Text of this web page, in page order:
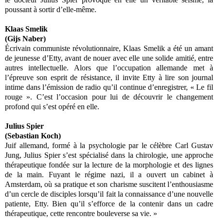
poussant à sortir d’elle-même.
Klaas Smelik
(Gijs Naber)
Écrivain communiste révolutionnaire, Klaas Smelik a été un amant
de jeunesse d’Etty, avant de nouer avec elle une solide amitié, entre
autres intellectuelle. Alors que l’occupation allemande met à
l’épreuve son esprit de résistance, il invite Etty à lire son journal
intime dans l’émission de radio qu’il continue d’enregistrer, « Le fil
rouge ». C’est l’occasion pour lui de découvrir le changement
profond qui s’est opéré en elle.
Julius Spier
(Sebastian Koch)
Juif allemand, formé à la psychologie par le célèbre Carl Gustav
Jung, Julius Spier s’est spécialisé dans la chirologie, une approche
thérapeutique fondée sur la lecture de la morphologie et des lignes
de la main. Fuyant le régime nazi, il a ouvert un cabinet à
Amsterdam, où sa pratique et son charisme suscitent l’enthousiasme
d’un cercle de disciples lorsqu’il fait la connaissance d’une nouvelle
patiente, Etty. Bien qu’il s’efforce de la contenir dans un cadre
thérapeutique, cette rencontre bouleverse sa vie. »